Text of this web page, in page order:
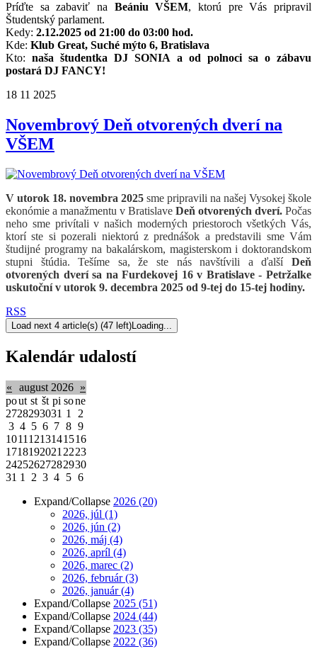
Príďte sa zabaviť na Beániu VŠEM, ktorú pre Vás pripravil
Študentský parlament.
Kedy: 2.12.2025 od 21:00 do 03:00 hod.
Kde: Klub Great, Suché mýto 6, Bratislava
Kto:naša študentka DJ SONIA a od polnoci sa o zábavu
postará DJ FANCY!
18 11 2025
Novembrový Deň otvorených dverí na
VŠEM
V utorok 18. novembra 2025 sme pripravili na našej Vysokej škole
ekonómie a manažmentu v Bratislave Deň otvorených dverí. Počas
neho sme privítali v našich moderných priestoroch všetkých Vás,
ktorí ste si pozerali niektorú z prednášok a predstavili sme Vám
študijné programy na bakalárskom, magisterskom i doktorandskom
stupni štúdia. Tešíme sa, že ste nás navštívili a ďalší Deň
otvorených dverí sa na Furdekovej 16 v Bratislave - Petržalke
uskutoční v utorok 9. decembra 2025 od 9-tej do 15-tej hodiny.
RSS
Load next 4 article(s) (47 left)Loading...
Kalendár udalostí
« august 2026 »
pout st št pi sone
2728293031 1
2
3 4 5 6 7 8 9
1011 1213141516
1718192021 2223
24252627282930
31 1 2 3 4 5 6
Expand/Collapse 2026 (20)
2026, júl (1)
2026, jún (2)
2026, máj (4)
2026, apríl (4)
2026, marec (2)
2026, február(3)
2026, január(4)
Expand/Collapse 2025 (51)
Expand/Collapse 2024 (44)
Expand/Collapse 2023 (35)
Expand/Collapse 2022 (36)